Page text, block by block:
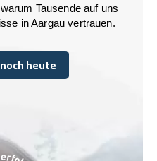
Tausende auf uns
in Aargau vertrauen.
heute
heute